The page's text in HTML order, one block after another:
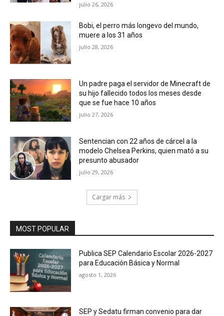
julio 26, 2026
Bobi, el perro más longevo del mundo,
muere a los 31 años
julio 28, 2026
Un padre paga el servidor de Minecraft de
su hijo fallecido todos los meses desde
que se fue hace 10 años
julio 27, 2026
Sentencian con 22 años de cárcel a la
modelo Chelsea Perkins, quien mató a su
presunto abusador
julio 29, 2026
Cargar más
MOST POPULAR
Publica SEP Calendario Escolar 2026-2027
para Educación Básica y Normal
agosto 1, 2026
SEP y Sedatu firman convenio para dar